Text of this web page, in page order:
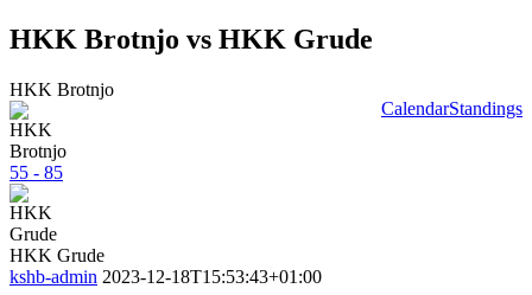
HKK Brotnjo vs HKK Grude
CalendarStandings
HKK Brotnjo
55 - 85
HKK Grude
kshb-admin 2023-12-18T15:53:43+01:00